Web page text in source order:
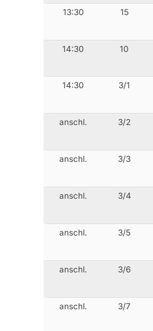
13:30
15
14:30 10
14:30
3/1
anschl.
3/2
anschl.
3/3
anschl.
3/4
anschl.
3/5
anschl.
3/6
anschl.
3/7